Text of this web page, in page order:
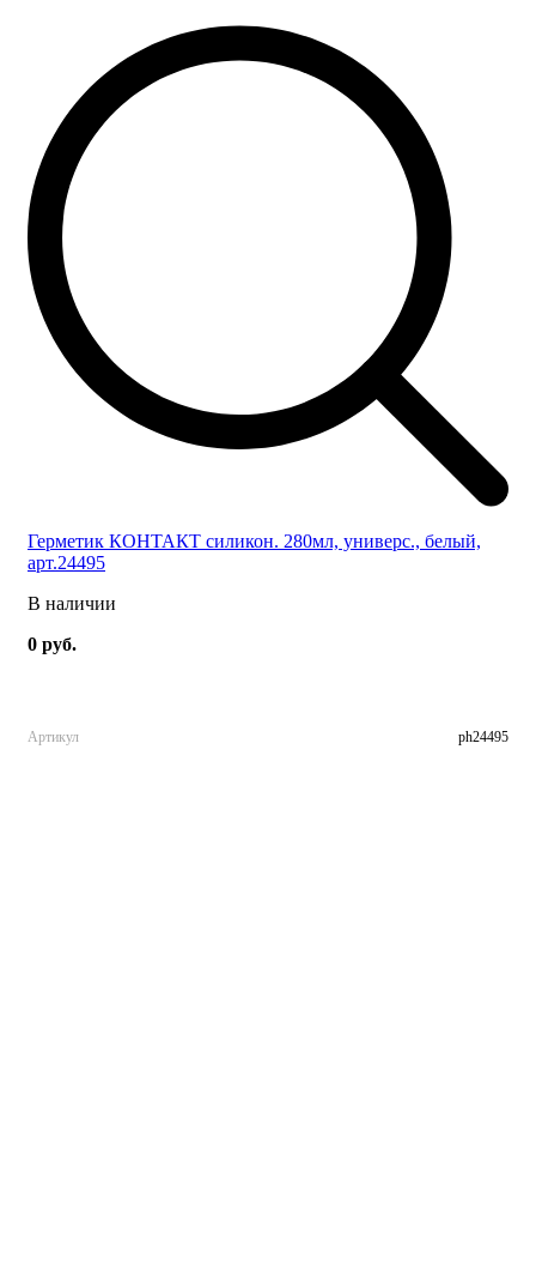
Герметик КОНТАКТ силикон. 280мл, универс., белый,
арт.24495
В наличии
0 руб.
Артикул ph24495